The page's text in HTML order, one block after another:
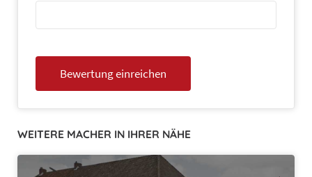
WEITERE MACHER IN IHRER NÄHE